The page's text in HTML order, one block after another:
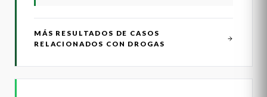
MÁS RESULTADOS DE CASOS
RELACIONADOS CON DROGAS